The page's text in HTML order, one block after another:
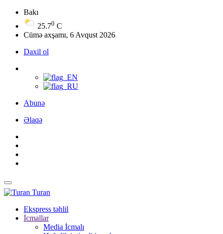
Bakı
25.70 C
Cümə axşamı, 6 Avqust 2026
Daxil ol
Abunə
Əlaqə
Turan
Ekspress təhlil
İcmallar
Media İcmalı